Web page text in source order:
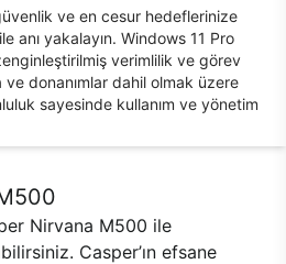
ve en cesur hedeflerinize
anı yakalayın. Windows 11 Pro
verimlilik ve görev
ve donanımlar dahil olmak üzere
sayesinde kullanım ve yönetim
Nirvana M500 ile
Casper’ın efsane